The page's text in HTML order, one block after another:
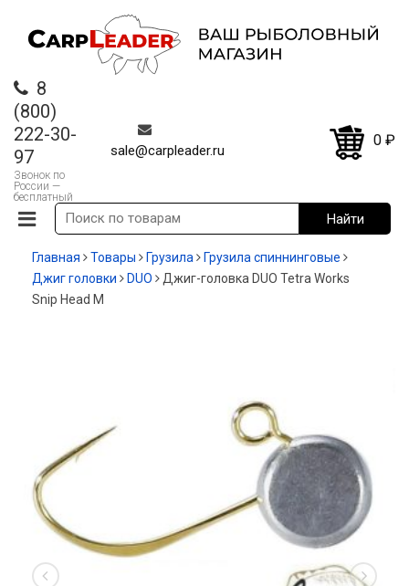
8
(800)
222-30-
97
Звонок по
России —
бесплатный
sale@carpleader.ru
0 ₽
Главная Товары Грузила
Грузила спиннинговые
Джиг головки
DUO
Джиг-головка DUO Tetra Works
Snip Head M